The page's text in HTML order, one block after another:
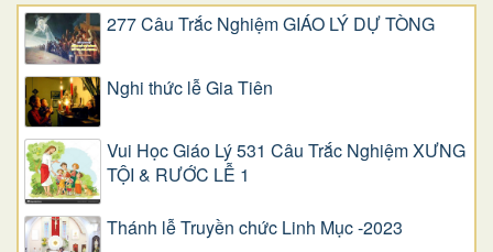
277 Câu Trắc Nghiệm GIÁO LÝ DỰ TÒNG
Nghi thức lễ Gia Tiên
Vui Học Giáo Lý 531 Câu Trắc Nghiệm XƯNG
TỘI & RƯỚC LỄ 1
Thánh lễ Truyền chức Linh Mục -2023